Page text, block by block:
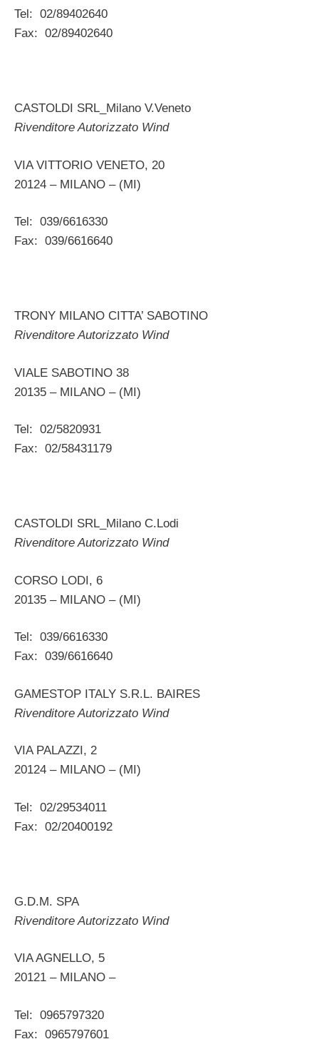
Tel: 02/89402640
Fax: 02/89402640
CASTOLDI SRL_Milano V.Veneto
Rivenditore Autorizzato Wind
VIA VITTORIO VENETO, 20
20124 – MILANO – (MI)
Tel: 039/6616330
Fax: 039/6616640
TRONY MILANO CITTA’ SABOTINO
Rivenditore Autorizzato Wind
VIALE SABOTINO 38
20135 – MILANO – (MI)
Tel: 02/5820931
Fax: 02/58431179
CASTOLDI SRL_Milano C.Lodi
Rivenditore Autorizzato Wind
CORSO LODI, 6
20135 – MILANO – (MI)
Tel: 039/6616330
Fax: 039/6616640
GAMESTOP ITALY S.R.L. BAIRES
Rivenditore Autorizzato Wind
VIA PALAZZI, 2
20124 – MILANO – (MI)
Tel: 02/29534011
Fax: 02/20400192
G.D.M. SPA
Rivenditore Autorizzato Wind
VIA AGNELLO, 5
20121 – MILANO –
Tel: 0965797320
Fax: 0965797601